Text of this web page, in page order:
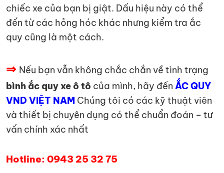
chiếc xe của bạn bị giật. Dấu hiệu này có thể
đến từ các hỏng hóc khác nhưng kiểm tra ắc
quy cũng là một cách.
⇒ Nếu bạn vẫn không chắc chắn về tình trạng
bình ắc quy xe ô tô của mình, hãy đến ẮC QUY
VND VIỆT NAM Chúng tôi có các kỹ thuật viên
và thiết bị chuyên dụng có thể chuẩn đoán – tư
vấn chính xác nhất
Hotline: 0943 25 32 75